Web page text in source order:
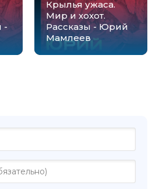
-
Крылья ужаса.
Мир и хохот.
Рассказы - Юрий
Мамлеев